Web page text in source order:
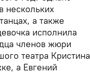
нескольких
а также
исполнила
членов жюри
театра Кристина
а Евгений